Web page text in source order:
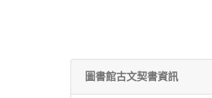
圖書館古文契書資訊